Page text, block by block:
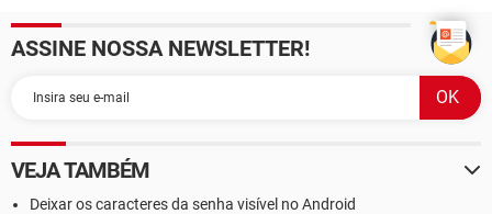
ASSINE NOSSA NEWSLETTER!
VEJA TAMBÉM
Deixar os caracteres da senha visível no Android